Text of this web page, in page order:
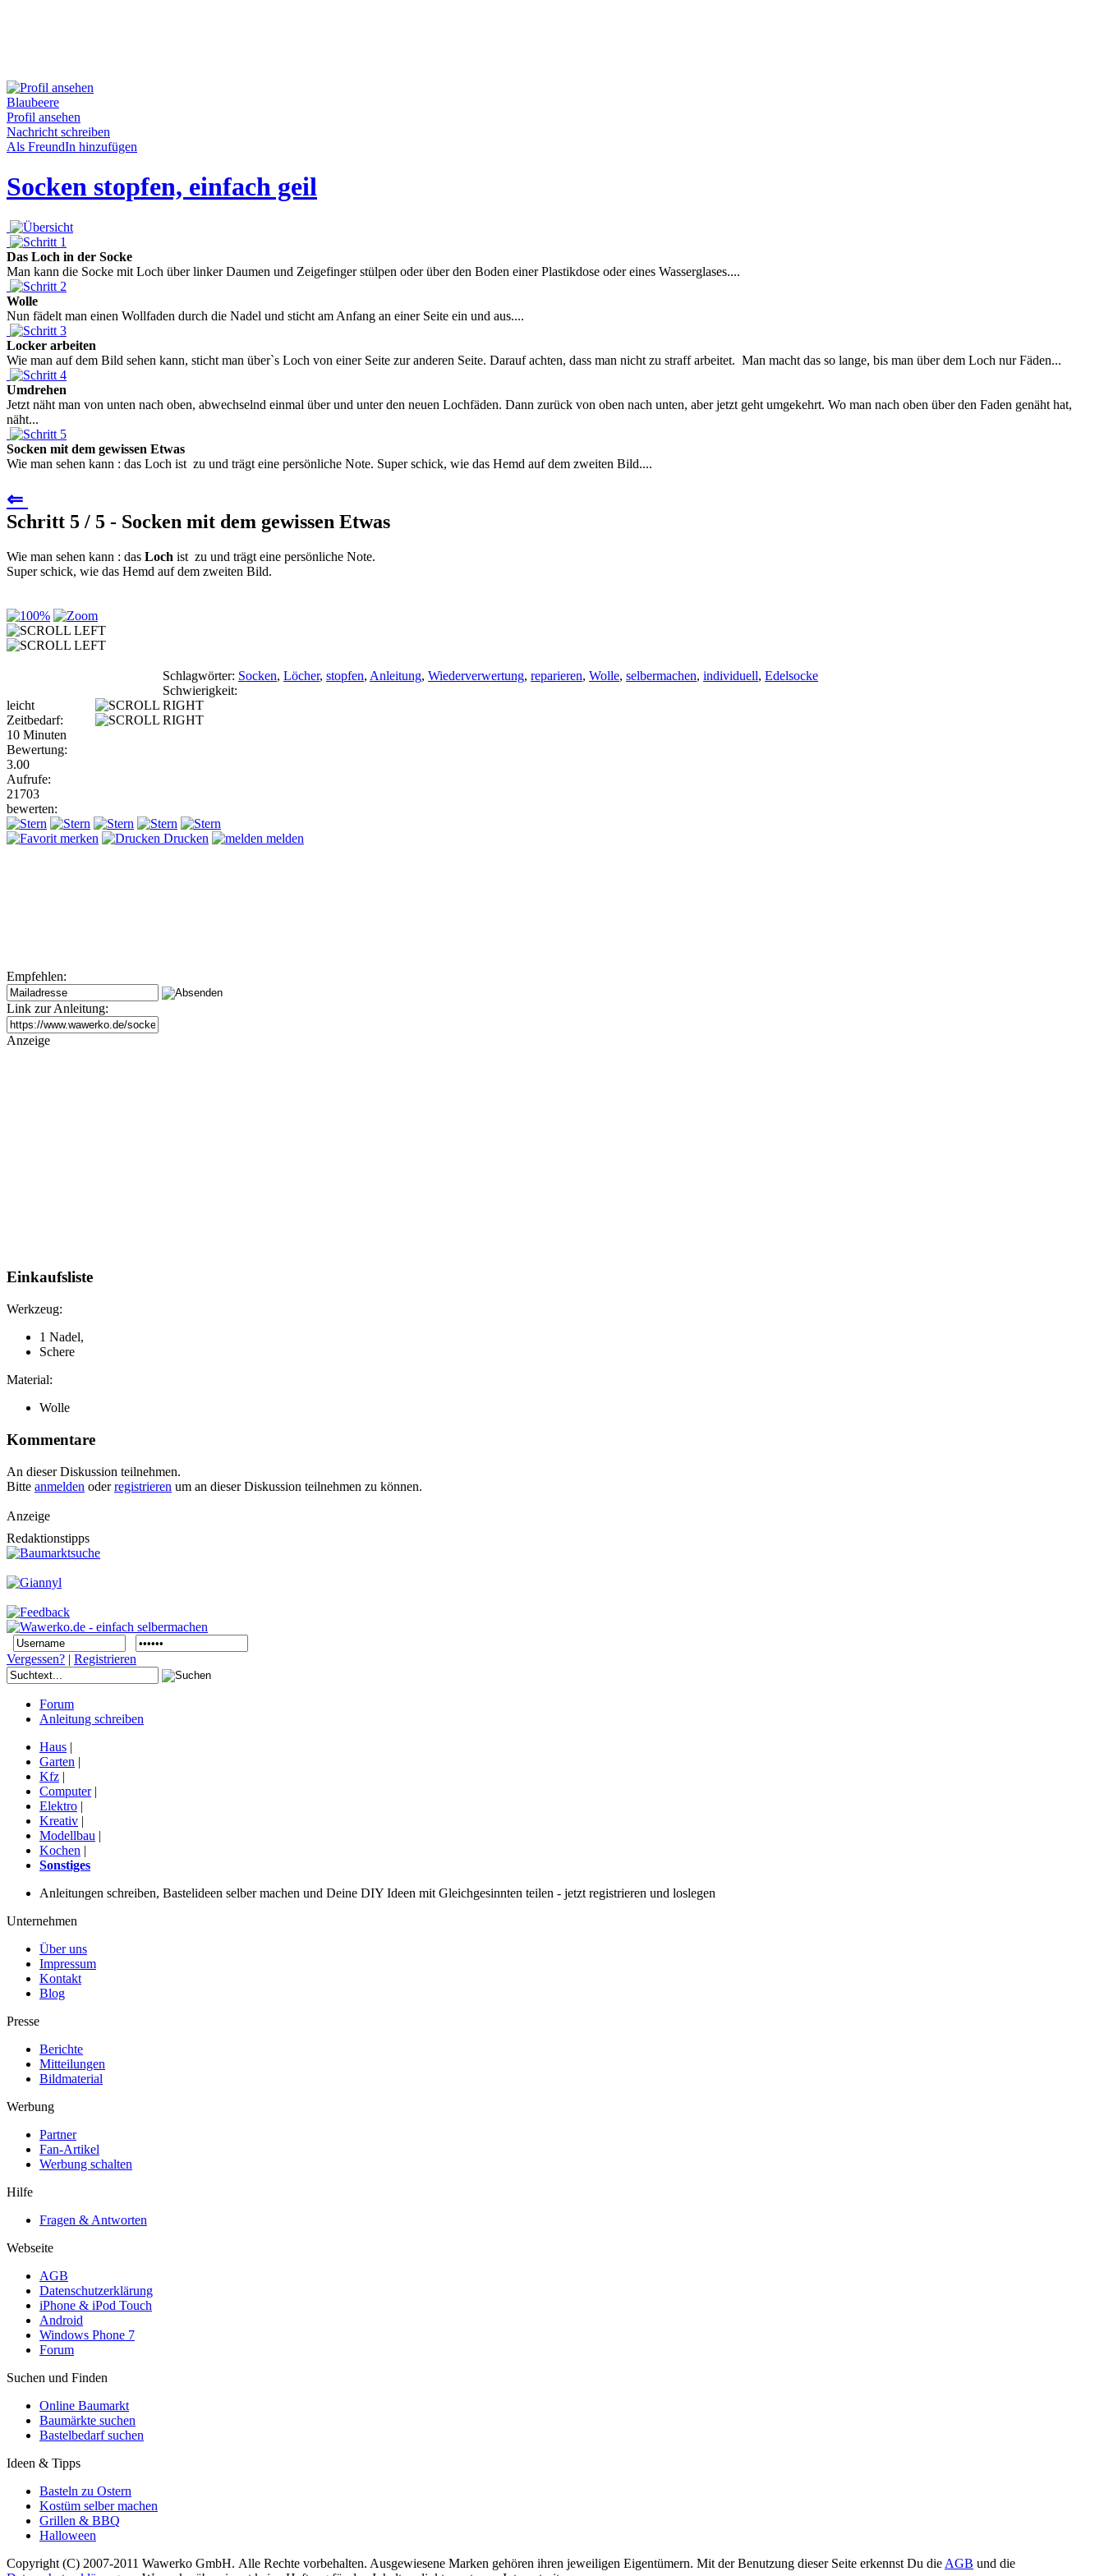
Blaubeere
Profil ansehen
Nachricht schreiben
Als FreundIn hinzufügen
Socken stopfen, einfach geil
Das Loch in der Socke
Man kann die Socke mit Loch über linker Daumen und Zeigefinger stülpen oder über den Boden einer Plastikdose oder eines Wasserglases....
Wolle
Nun fädelt man einen Wollfaden durch die Nadel und sticht am Anfang an einer Seite ein und aus....
Locker arbeiten
Wie man auf dem Bild sehen kann, sticht man über`s Loch von einer Seite zur anderen Seite. Darauf achten, dass man nicht zu straff arbeitet. Man macht das so lange, bis man über dem Loch nur Fäden...
Umdrehen
Jetzt näht man von unten nach oben, abwechselnd einmal über und unter den neuen Lochfäden. Dann zurück von oben nach unten, aber jetzt geht umgekehrt. Wo man nach oben über den Faden genäht hat,
näht...
Socken mit dem gewissen Etwas
Wie man sehen kann : das Loch ist zu und trägt eine persönliche Note. Super schick, wie das Hemd auf dem zweiten Bild....
⇐
Schritt 5 / 5 - Socken mit dem gewissen Etwas
Wie man sehen kann : das Loch ist zu und trägt eine persönliche Note.
Super schick, wie das Hemd auf dem zweiten Bild.
Schlagwörter: Socken, Löcher, stopfen, Anleitung, Wiederverwertung, reparieren, Wolle, selbermachen, individuell, Edelsocke
Schwierigkeit:
leicht
Zeitbedarf:
10 Minuten
Bewertung:
3.00
Aufrufe:
21703
bewerten:
merken Drucken melden
Empfehlen:
Link zur Anleitung:
Anzeige
Einkaufsliste
Werkzeug:
1 Nadel,
Schere
Material:
Wolle
Kommentare
An dieser Diskussion teilnehmen.
Bitte anmelden oderregistrieren um an dieser Diskussion teilnehmen zu können.
Anzeige
Redaktionstipps
Vergessen? | Registrieren
Forum
Anleitung schreiben
Haus |
Garten |
Kfz |
Computer|
Elektro |
Kreativ |
Modellbau |
Kochen |
Sonstiges
Anleitungen schreiben, Bastelideen selber machen und Deine DIY Ideen mit Gleichgesinnten teilen - jetzt registrieren und loslegen
Unternehmen
Über uns
Impressum
Kontakt
Blog
Presse
Berichte
Mitteilungen
Bildmaterial
Werbung
Partner
Fan-Artikel
Werbung schalten
Hilfe
Fragen & Antworten
Webseite
AGB
Datenschutzerklärung
iPhone & iPod Touch
Android
Windows Phone 7
Forum
Suchen und Finden
Online Baumarkt
Baumärkte suchen
Bastelbedarf suchen
Ideen & Tipps
Basteln zu Ostern
Kostüm selber machen
Grillen & BBQ
Halloween
Copyright (C) 2007-2011 Wawerko GmbH. Alle Rechte vorbehalten. Ausgewiesene Marken gehören ihren jeweiligen Eigentümern. Mit der Benutzung dieser Seite erkennst Du die AGB und die